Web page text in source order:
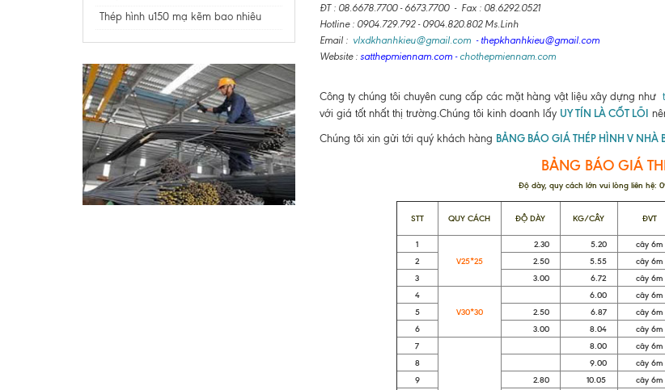
Thép hình u150 mạ kẽm bao nhiêu
ĐT : 08.6678.7700 - 6673.7700 - Fax : 08.6292.0521
Hotline : 0904.729.792 - 0904.820.802 Ms.Linh
Email : vlxdkhanhkieu@gmail.com- thepkhanhkieu@gmail.com
Website : satthepmiennam.com- chothepmiennam.com
Công ty chúng tôi chuyên cung cấp các mặt hàng vật liệu xây dựng như
với giá tốt nhất thị trường.Chúng tôi kinh doanh lấy UY TÍN LÀ CỐT LÕI
Chúng tôi xin gửi tới quý khách hàng BẢNG BÁO GIÁ THÉP HÌNH V NHÀ
BẢNG BÁO GIÁ
Độ dày, quy cách lớn vui lòng liên hệ:
STT QUY CÁCH ĐỘ DÀY KG/CÂY ĐVT
1
V25*25
2.30 5.20 cây 6m
2
2.50 5.55 cây 6m
3
3.00 6.72 cây 6m
4
V30*30
6.00 cây 6m
5
2.50 6.87 cây 6m
6
3.00 8.04 cây 6m
7
8.00 cây 6m
8
9.00 cây 6m
9
2.80 10.05 cây 6m